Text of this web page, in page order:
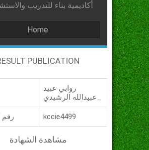
أكاديمية بناء للتدريب
Home
PUBLICATION
روابي عبيد
رقم kccie4499
مشاهدة الشهادة